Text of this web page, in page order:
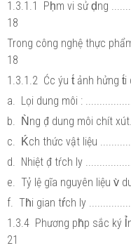
1.3.1.1 Pḥm vi sử ḍng
18
Trong công nghệ thực
18
1.3.1.2 Ćc ýu t́ ảnh hửng
a. Lọi dung môi :
b. Ǹng đ̣ dung môi chít
c. Ḱch thức vật liệu
d. Nhiệt đ̣ tŕch ly
e. Tỷ lệ gĩa nguyên liệu v̀
f. Th̀i gian tŕch ly
1.3.4 Phương ph́p sắc ký
21